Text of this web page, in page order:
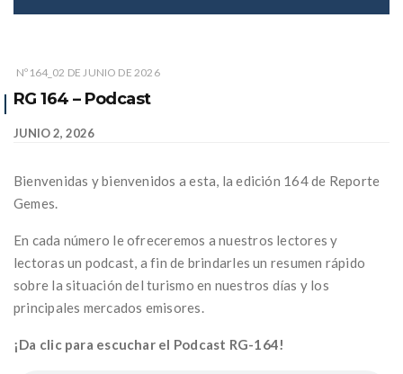
Nº164_02 DE JUNIO DE 2026
RG 164 – Podcast
JUNIO 2, 2026
Bienvenidas y bienvenidos a esta, la edición 164 de Reporte
Gemes.
En cada número le ofreceremos a nuestros lectores y
lectoras un podcast, a fin de brindarles un resumen rápido
sobre la situación del turismo en nuestros días y los
principales mercados emisores.
¡Da clic para escuchar el Podcast RG-164!